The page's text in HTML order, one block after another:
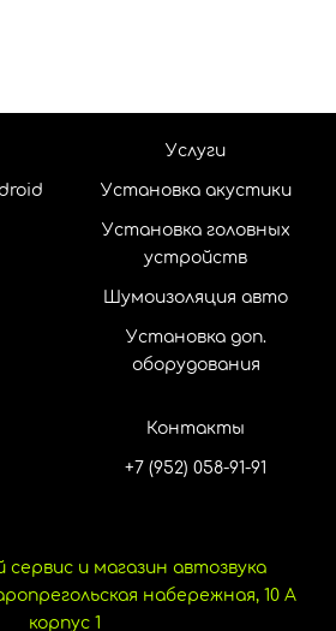
Услуги
Установка акустики
Установка головных
устройств
Шумоизоляция авто
Установка доп.
оборудования
Контакты
+7 (952) 058-91-91
и магазин автозвука
набережная, 10 А
корпус 1